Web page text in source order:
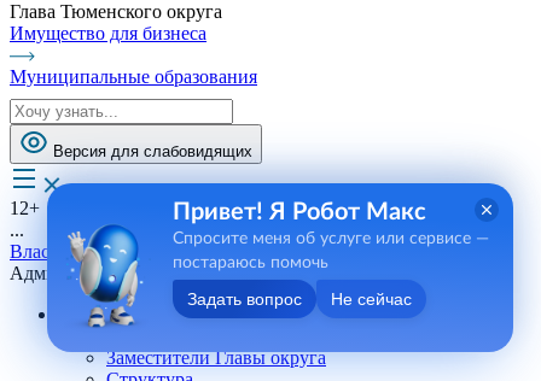
Глава Тюменского округа
Имущество для бизнеса
Муниципальные образования
Версия для слабовидящих
12+
...
Власть
Администрация
Администрация
Заместители Главы округа
Привет! Я Робот Макс
Спросите меня об услуге или сервисе —
постараюсь помочь
Задать вопрос Не сейчас